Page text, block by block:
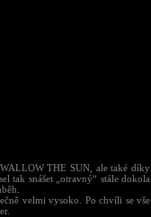
THE SUN, ale také díky
tak snášet „otravný“ stále dokola
velmi vysoko. Po chvíli se vše